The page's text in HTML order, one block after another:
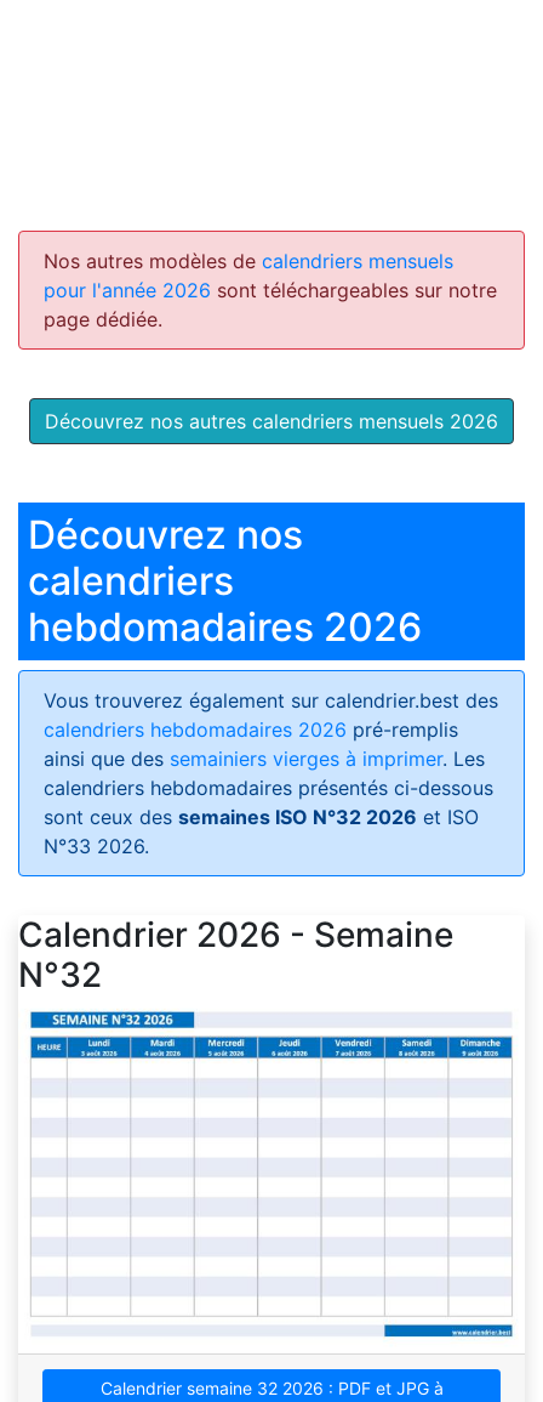
Nos autres modèles de calendriers mensuels
pour l'année 2026 sont téléchargeables sur notre
page dédiée.
Découvrez nos autres calendriers mensuels 2026
Découvrez nos
calendriers
hebdomadaires 2026
Vous trouverez également sur calendrier.best des
calendriers hebdomadaires 2026 pré-remplis
ainsi que des semainiers vierges à imprimer. Les
calendriers hebdomadaires présentés ci-dessous
sont ceux des semaines ISO N°32 2026 et ISO
N°33 2026.
Calendrier 2026 - Semaine
N°32
Calendrier semaine 32 2026 : PDF et JPG à